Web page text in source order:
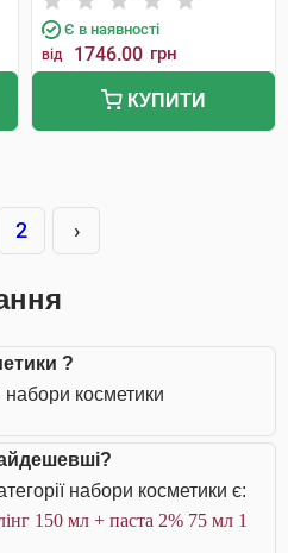
Є в наявності
від 1746.00 грн
КУПИТИ
2 ›
?
набори косметики
набори косметики є:
150 мл + паста 2% 75 мл 1